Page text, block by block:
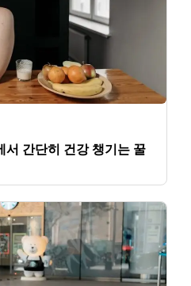
서 간단히 건강 챙기는 꿀